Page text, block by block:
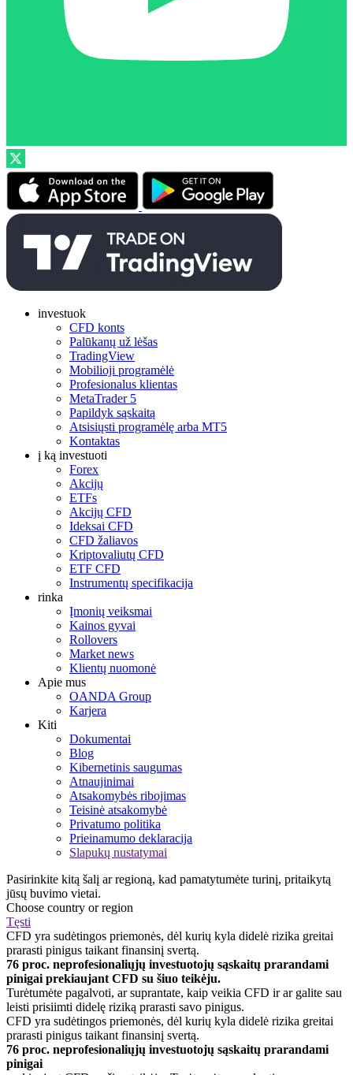
investuok
CFD konts
Palūkanų už lėšas
TradingView
Mobilioji programėlė
Profesionalus klientas
MetaTrader 5
Papildyk sąskaitą
Atsisiųsti programėlę arba MT5
Kontaktas
į ką investuoti
Forex
Akcijų
ETFs
Akcijų CFD
Ideksai CFD
CFD žaliavos
Kriptovaliutų CFD
ETF CFD
Instrumentų specifikacija
rinka
Įmonių veiksmai
Kainos gyvai
Rollovers
Market news
Klientų nuomonė
Apie mus
OANDA Group
Karjera
Kiti
Dokumentai
Blog
Kibernetinis saugumas
Atnaujinimai
Atsakomybės ribojimas
Teisinė atsakomybė
Privatumo politika
Prieinamumo deklaracija
Slapukų nustatymai
Pasirinkite kitą šalį ar regioną, kad pamatytumėte turinį, pritaikytą
jūsų buvimo vietai.
Choose country or region
Tęsti
CFD yra sudėtingos priemonės, dėl kurių kyla didelė rizika greitai
prarasti pinigus taikant finansinį svertą.
76 proc. neprofesionaliųjų investuotojų sąskaitų prarandami
pinigai prekiaujant CFD su šiuo teikėju.
Turėtumėte pagalvoti, ar suprantate, kaip veikia CFD ir ar galite sau
leisti prisiimti didelę riziką prarasti savo pinigus.
CFD yra sudėtingos priemonės, dėl kurių kyla didelė rizika greitai
prarasti pinigus taikant finansinį svertą.
76 proc. neprofesionaliųjų investuotojų sąskaitų prarandami
pinigai